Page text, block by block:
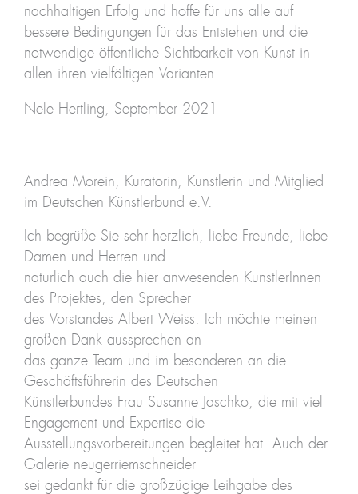
nachhaltigen Erfolg und hoffe für uns alle auf
bessere Bedingungen für das Entstehen und die
notwendige öffentliche Sichtbarkeit von Kunst in
allen ihren vielfältigen Varianten.
Nele Hertling, September 2021
Andrea Morein, Kuratorin, Künstlerin und Mitglied
im Deutschen Künstlerbund e.V.
Ich begrüße Sie sehr herzlich, liebe Freunde, liebe
Damen und Herren und
natürlich auch die hier anwesenden KünstlerInnen
des Projektes, den Sprecher
des Vorstandes Albert Weiss. Ich möchte meinen
großen Dank aussprechen an
das ganze Team und im besonderen an die
Geschäftsführerin des Deutschen
Künstlerbundes Frau Susanne Jaschko, die mit viel
Engagement und Expertise die
Ausstellungsvorbereitungen begleitet hat. Auch der
Galerie neugerriemschneider
sei gedankt für die großzügige Leihgabe des